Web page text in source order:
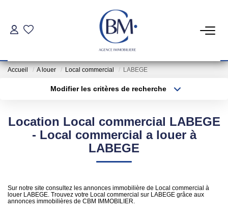
PARTICULIERS
Location
COMMERCES ET BUREAUX
Commerces Et Entreprises
Accueil A louer Local commercial LABEGE
Modifier les critères de recherche
Sélectionnez...
Type de bien
Surface min
Location Local commercial LABEGE
- Local commercial a louer à
LABEGE
Sur notre site consultez les annonces immobilière de Local commercial à
louer LABEGE. Trouvez votre Local commercial sur LABEGE grâce aux
annonces immobilières de CBM IMMOBILIER.